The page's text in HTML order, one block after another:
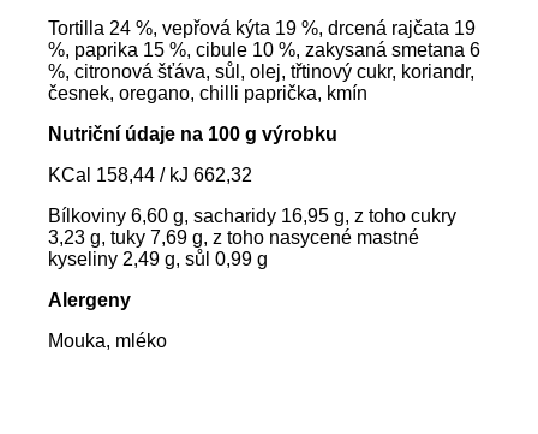
Tortilla 24 %, vepřová kýta 19 %, drcená rajčata 19
%, paprika 15 %, cibule 10 %, zakysaná smetana 6
%, citronová šťáva, sůl, olej, třtinový cukr, koriandr,
česnek, oregano, chilli paprička, kmín
Nutriční údaje na 100 g výrobku
KCal 158,44 / kJ 662,32
Bílkoviny 6,60 g, sacharidy 16,95 g, z toho cukry
3,23 g, tuky 7,69 g, z toho nasycené mastné
kyseliny 2,49 g, sůl 0,99 g
Alergeny
Mouka, mléko